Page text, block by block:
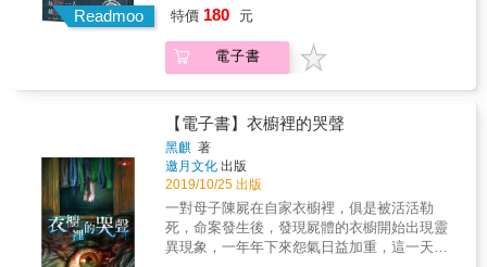
械三大原則，人偶是不可能襲擊人類的
才能夠挖掘出隱藏在背後的真相！ 由《這不是
推理，只是青春戀愛喜劇》新銳作家 木几 獻上
最新娛樂小說──
Readmoo
算為此付出生命也沒關係， 就算為此取人性命
也無所謂。 大戰時期，法蘭肯斯坦博士發明出
自律機械人偶，從此改變人類的生活──如今街
伕人偶、清掃馬糞的衛生人偶。它們接收命
令，然後又依著各自的功能，做著自己該做的
事&hellip;&hellip; 此時在多爾斯市裡發生一起
連續殺人案，死者之間毫無關聯，死狀皆被巨
大怪力撕開身體取走心臟，謠傳犯人是一具機
械人偶。年輕的警察戴爾於是找上法蘭肯斯坦
博士的女兒薇蘿妮卡，試圖解開犯罪動機的謎
團。薇蘿妮卡斬釘截鐵告訴戴爾，根據自律機
特價 180 元
電子書
【電子書】衣櫥裡的哭聲
黑麒 著
邀月文化 出版
2019/10/25 出版
一對母子陳屍在自家衣櫥裡，俱是被活活勒
死，命案發生後，發現屍體的衣櫥開始出現靈
異現象，一年年下來怨氣日益加重，這一天又